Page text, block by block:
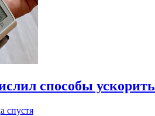
способы
спустя